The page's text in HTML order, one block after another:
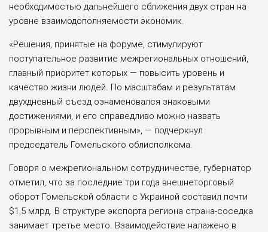
необходимостью дальнейшего сближения двух стран на
уровне взаимодополняемости экономик.
«Решения, принятые на форуме, стимулируют
поступательное развитие межрегиональных отношений,
главный приоритет которых — повысить уровень и
качество жизни людей. По масштабам и результатам
двухдневный съезд ознаменовался знаковыми
достижениями, и его справедливо можно назвать
прорывным и перспективным», — подчеркнул
председатель Гомельского облисполкома.
Говоря о межрегиональном сотрудничестве, губернатор
отметил, что за последние три года внешнеторговый
оборот Гомельской области с Украиной составил почти
$1,5 млрд. В структуре экспорта региона страна-соседка
занимает третье место. Взаимодействие налажено в